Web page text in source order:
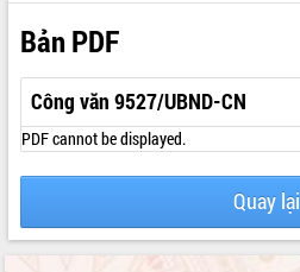
LÃNH ĐẠO UBND TỈNH
TIN TỨC SỰ KIỆN
SỞ, BAN, NGÀNH
UBND CÁC XÃ, PHƯỜNG
THÔNG TIN CHỈ ĐẠO ĐIỀU HÀNH
Bản PDF
Công văn 9527/UBND-CN
PDF cannot be displayed.
Quay lại